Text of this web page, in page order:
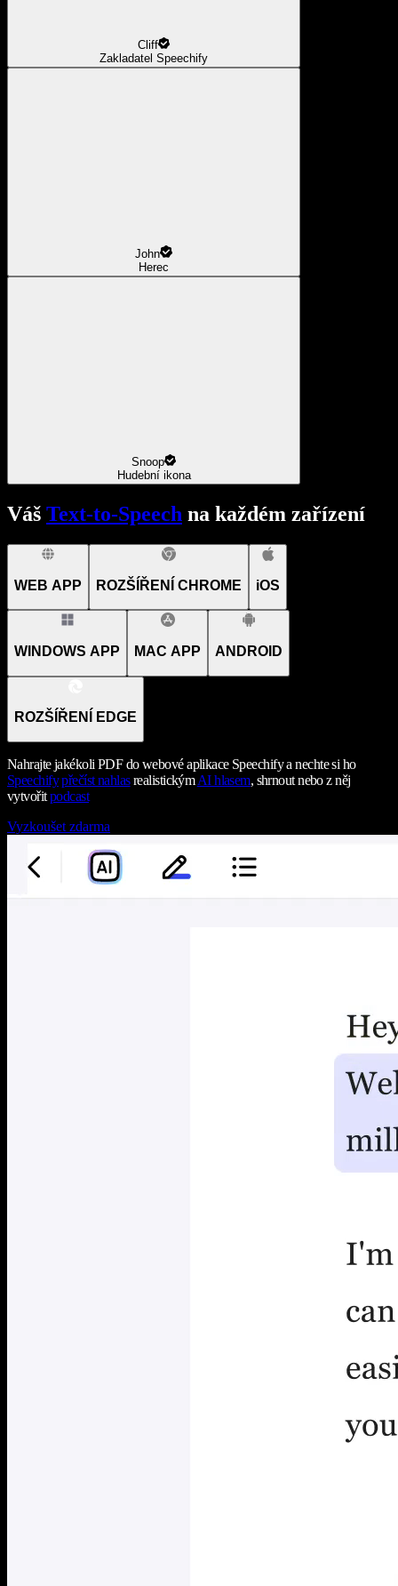
Cliff
Zakladatel Speechify
John
Herec
Snoop
Hudební ikona
Váš Text-to-Speech na každém zařízení
WEB APP ROZŠÍŘENÍ CHROME iOS
WINDOWS APP MAC APP ANDROID
ROZŠÍŘENÍ EDGE
Nahrajte jakékoli PDF do webové aplikace Speechify a nechte si ho
Speechify přečíst nahlasrealistickýmAI hlasem, shrnout nebo z něj
vytvořitpodcast
Vyzkoušet zdarma